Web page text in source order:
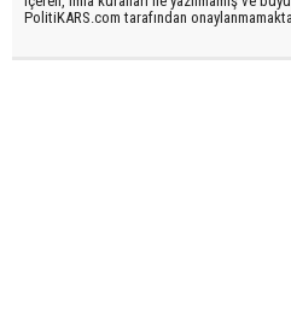
PolitiKARS.com tarafından